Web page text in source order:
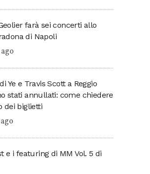
farà sei concerti allo
di Napoli
Ye e Travis Scott a Reggio
stati annullati: come chiedere
dei biglietti
e i featuring di MM Vol. 5 di